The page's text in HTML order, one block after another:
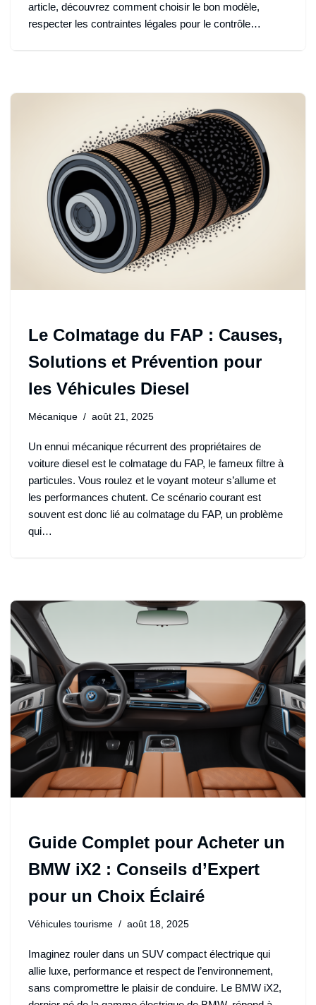
article, découvrez comment choisir le bon modèle,
respecter les contraintes légales pour le contrôle…
Le Colmatage du FAP : Causes,
Solutions et Prévention pour
les Véhicules Diesel
Mécanique août 21, 2025
Un ennui mécanique récurrent des propriétaires de
voiture diesel est le colmatage du FAP, le fameux filtre à
particules. Vous roulez et le voyant moteur s’allume et
les performances chutent. Ce scénario courant est
souvent est donc lié au colmatage du FAP, un problème
qui…
Guide Complet pour Acheter un
BMW iX2 : Conseils d’Expert
pour un Choix Éclairé
Véhicules tourisme août 18, 2025
Imaginez rouler dans un SUV compact électrique qui
allie luxe, performance et respect de l’environnement,
sans compromettre le plaisir de conduire. Le BMW iX2,